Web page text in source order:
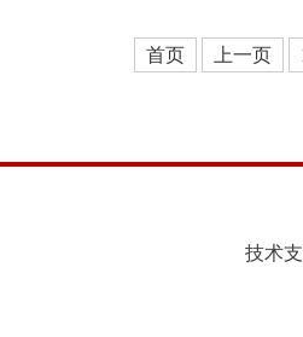
首页 上一页
技术